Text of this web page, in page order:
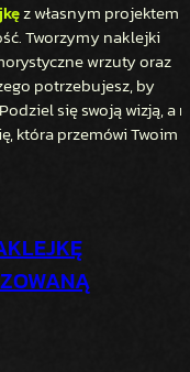
z własnym projektem
Tworzymy naklejki
wrzuty oraz
potrzebujesz, by
się swoją wizją, a
która przemówi Twoim